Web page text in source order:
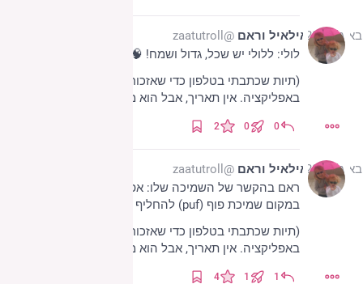
אילאיל וראם @zaatutroll
לולי: ללולי יש שכל, גדול ושמח! 🧠🙂
באפליקציה. אין תאריך, אבל הוא מלפני הרבה זמן)
0
0
2
אילאיל וראם @zaatutroll
במקום שמיכת פוף (puf) להחליף לי לדקה?
באפליקציה. אין תאריך, אבל הוא מלפני הרבה זמן)
1
1
4